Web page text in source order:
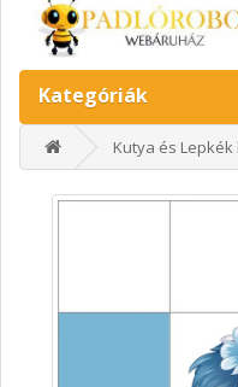
Kategóriák
Kutya és